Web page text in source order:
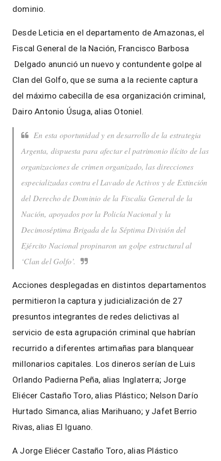
dominio.
Desde Leticia en el departamento de Amazonas, el
Fiscal General de la Nación, Francisco Barbosa
Delgado anunció un nuevo y contundente golpe al
Clan del Golfo, que se suma a la reciente captura
del máximo cabecilla de esa organización criminal,
Dairo Antonio Úsuga, alias Otoniel.
En esta oportunidad y en desarrollo de la estrategia
Argenta, dispuesta para afectar el patrimonio ilícito de las
organizaciones de crimen organizado, las direcciones
especializadas contra el Lavado de Activos y de Extinción
del Derecho de Dominio de la Fiscalía General de la
Nación, apoyados por la Policía Nacional y la
Decimoséptima Brigada de la Séptima División del
Ejército Nacional propinaron un golpe estructural al
‘Clan del Golfo’.
Acciones desplegadas en distintos departamentos
permitieron la captura y judicialización de 27
presuntos integrantes de redes delictivas al
servicio de esta agrupación criminal que habrían
recurrido a diferentes artimañas para blanquear
millonarios capitales. Los dineros serían de Luis
Orlando Padierna Peña, alias Inglaterra; Jorge
Eliécer Castaño Toro, alias Plástico; Nelson Darío
Hurtado Simanca, alias Marihuano; y Jafet Berrio
Rivas, alias El Iguano.
A Jorge Eliécer Castaño Toro, alias Plástico